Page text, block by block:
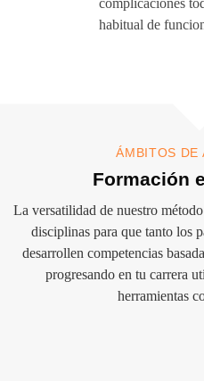
habitual de
ÁMBITOS DE
Formación
La versatilidad de nuestro
disciplinas para que tanto los
desarrollen competencias
progresando en tu carrera
herramientas